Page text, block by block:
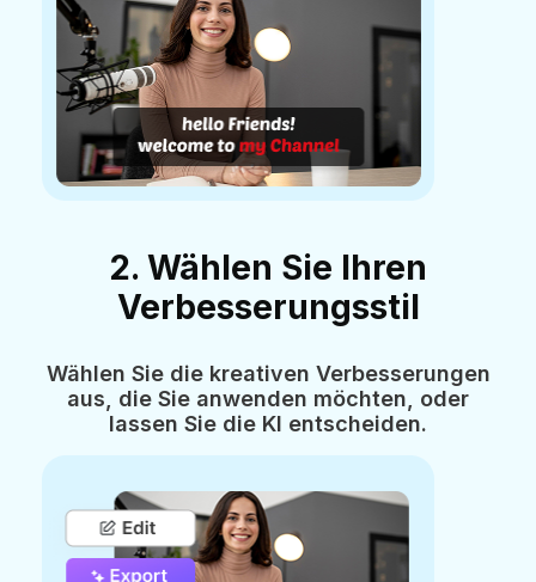
2. Wählen Sie Ihren
Verbesserungsstil
Wählen Sie die kreativen Verbesserungen
aus, die Sie anwenden möchten, oder
lassen Sie die KI entscheiden.